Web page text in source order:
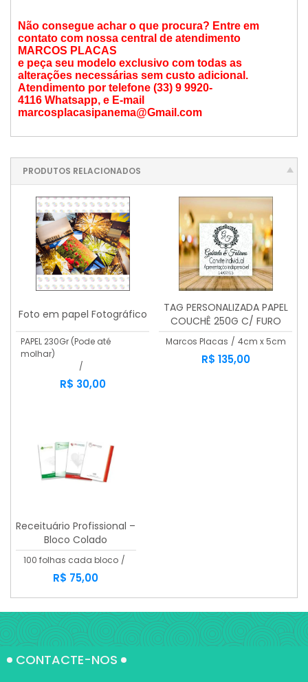
Não consegue achar o que procura? Entre em
contato com nossa central de atendimento
MARCOS PLACAS
e peça seu modelo exclusivo com todas as
alterações necessárias sem custo adicional.
Atendimento por telefone (33) 9 9920-
4116 Whatsapp, e E-mail
marcosplacasipanema@Gmail.com
PRODUTOS RELACIONADOS
Foto em papel Fotográfico
PAPEL 230Gr (Pode até
molhar)
/
R$ 30,00
TAG PERSONALIZADA PAPEL
COUCHÊ 250G C/ FURO
COLORIDO 2 LADOS
Marcos Placas / 4cm x 5cm
R$ 135,00
Receituário Profissional –
Bloco Colado
Personalizado
100 folhas cada bloco /
R$ 75,00
CONTACTE-NOS